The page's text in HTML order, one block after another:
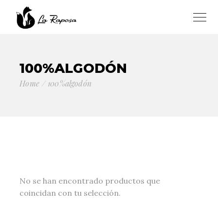
100%ALGODÓN
Home 100%algodón
No se han encontrado productos que
coincidan con tu selección.